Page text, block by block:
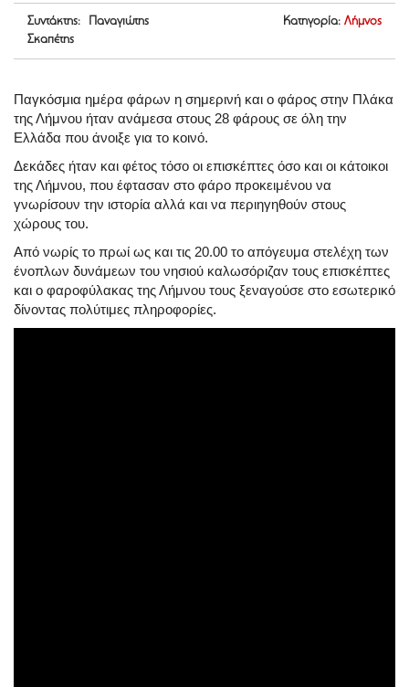
Συντάκτης: Παναγιώτης
Σκαπέτης
Κατηγορία: Λήμνος
Παγκόσμια ημέρα φάρων η σημερινή και ο φάρος στην Πλάκα
της Λήμνου ήταν ανάμεσα στους 28 φάρους σε όλη την
Ελλάδα που άνοιξε για το κοινό.
Δεκάδες ήταν και φέτος τόσο οι επισκέπτες όσο και οι κάτοικοι
της Λήμνου, που έφτασαν στο φάρο προκειμένου να
γνωρίσουν την ιστορία αλλά και να περιηγηθούν στους
χώρους του.
Από νωρίς το πρωί ως και τις 20.00 το απόγευμα στελέχη των
ένοπλων δυνάμεων του νησιού καλωσόριζαν τους επισκέπτες
και ο φαροφύλακας της Λήμνου τους ξεναγούσε στο εσωτερικό
δίνοντας πολύτιμες πληροφορίες.